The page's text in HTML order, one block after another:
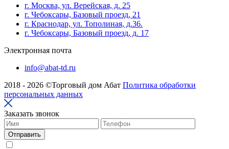
г. Москва, ул. Верейская, д. 25
г. Чебоксары, Базовый проезд, 21
г. Краснодар, ул. Тополиная, д.36.
г. Чебоксары, Базовый проезд, д. 17
Электронная почта
info@abat-td.ru
2018 - 2026 ©Торговый дом Абат Политика обработки
персональных данных
Заказать звонок
Отправить